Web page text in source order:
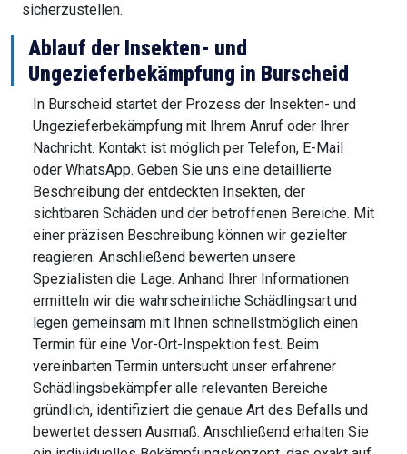
sicherzustellen.
Ablauf der Insekten- und
Ungezieferbekämpfung in Burscheid
In Burscheid startet der Prozess der Insekten- und
Ungezieferbekämpfung mit Ihrem Anruf oder Ihrer
Nachricht. Kontakt ist möglich per Telefon, E-Mail
oder WhatsApp. Geben Sie uns eine detaillierte
Beschreibung der entdeckten Insekten, der
sichtbaren Schäden und der betroffenen Bereiche. Mit
einer präzisen Beschreibung können wir gezielter
reagieren. Anschließend bewerten unsere
Spezialisten die Lage. Anhand Ihrer Informationen
ermitteln wir die wahrscheinliche Schädlingsart und
legen gemeinsam mit Ihnen schnellstmöglich einen
Termin für eine Vor-Ort-Inspektion fest. Beim
vereinbarten Termin untersucht unser erfahrener
Schädlingsbekämpfer alle relevanten Bereiche
gründlich, identifiziert die genaue Art des Befalls und
bewertet dessen Ausmaß. Anschließend erhalten Sie